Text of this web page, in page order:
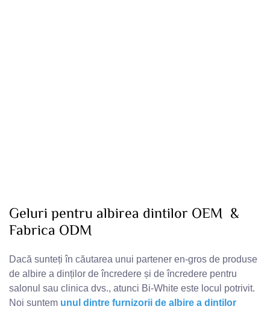
Geluri pentru albirea dintilor OEM &
Fabrica ODM
Dacă sunteți în căutarea unui partener en-gros de produse
de albire a dinților de încredere și de încredere pentru
salonul sau clinica dvs., atunci Bi-White este locul potrivit.
Noi suntem unul dintre furnizorii de albire a dintilor